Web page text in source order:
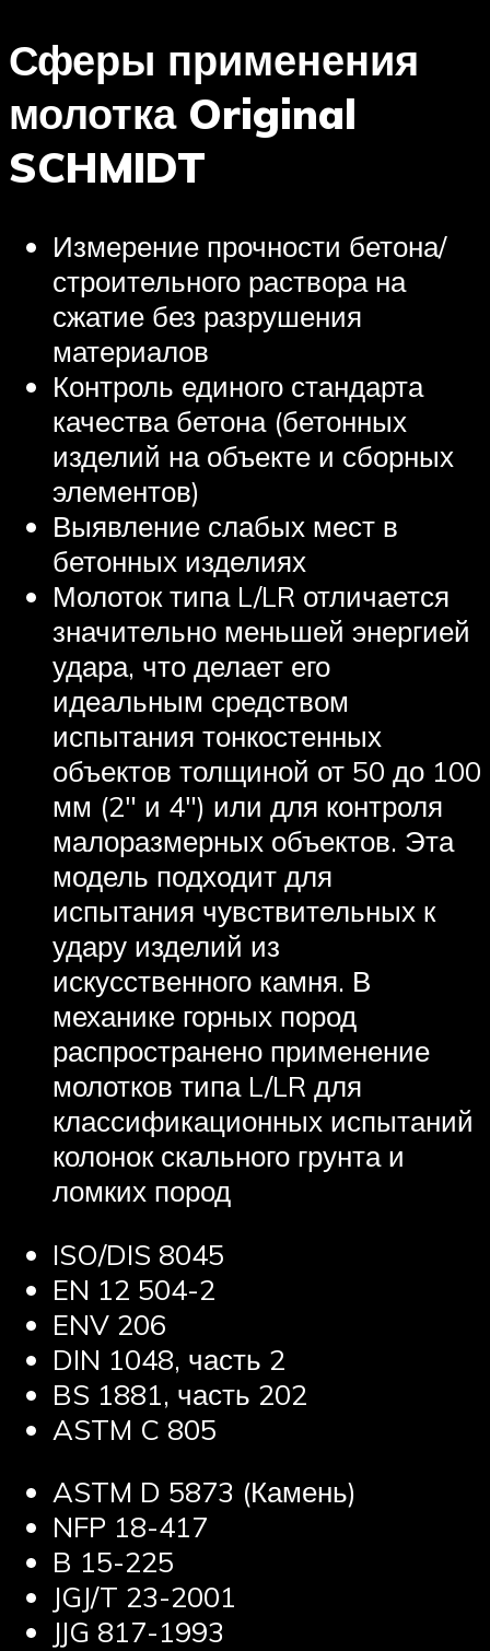
Сферы применения
молотка Original
SCHMIDT
Измерение прочности бетона/
строительного раствора на
сжатие без разрушения
материалов
Контроль единого стандарта
качества бетона (бетонных
изделий на объекте и сборных
элементов)
Выявление слабых мест в
бетонных изделиях
Молоток типа L/LR отличается
значительно меньшей энергией
удара, что делает его
идеальным средством
испытания тонкостенных
объектов толщиной от 50 до 100
мм (2″ и 4″) или для контроля
малоразмерных объектов. Эта
модель подходит для
испытания чувствительных к
удару изделий из
искусственного камня. В
механике горных пород
распространено применение
молотков типа L/LR для
классификационных испытаний
колонок скального грунта и
ломких пород
ISO/DIS 8045
EN 12 504-2
ENV 206
DIN 1048, часть 2
BS 1881, часть 202
ASTM C 805
ASTM D 5873 (Камень)
NFP 18-417
B 15-225
JGJ/T 23-2001
JJG 817-1993